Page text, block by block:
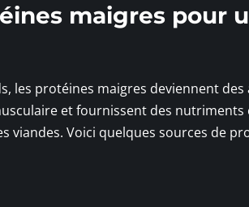
maigres pour
les protéines maigres deviennent
et fournissent des nutriments
viandes. Voici quelques sources de